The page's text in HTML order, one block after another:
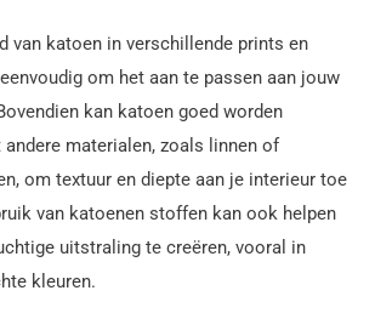
van katoen in verschillende prints en
om het aan te passen aan jouw
kan katoen goed worden
materialen, zoals linnen of
om textuur en diepte aan je interieur toe
van katoenen stoffen kan ook helpen
uitstraling te creëren, vooral in
kleuren.